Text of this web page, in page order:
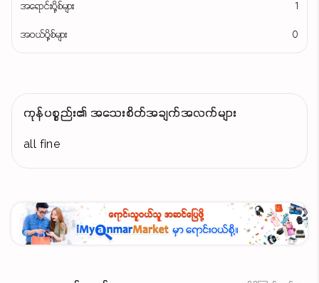
အရောင်းပို့စ်များ
အဝယ်ပို့စ်များ 0
ကုန်ပစ္စည်း၏ အသေးစိတ်အချက်အလက်များ
all fine